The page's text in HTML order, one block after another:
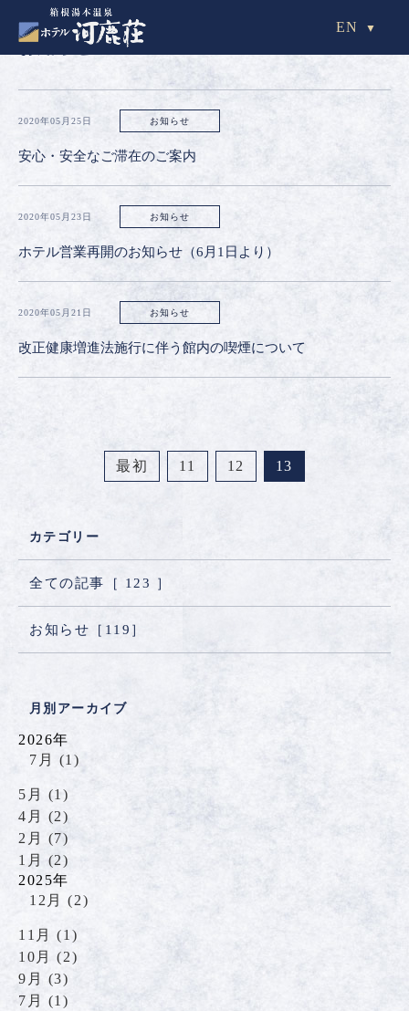
お知らせ
2020年05月25日 お知らせ
安心・安全なご滞在のご案内
2020年05月23日 お知らせ
ホテル営業再開のお知らせ（6月1日より）
2020年05月21日 お知らせ
改正健康増進法施行に伴う館内の喫煙について
最初 11 12 13
カテゴリー
全ての記事［ 123 ］
お知らせ［ 119 ］
月別アーカイブ
2026年
7月 (1)
5月 (1)
4月 (2)
2月 (7)
1月 (2)
2025年
12月 (2)
11月 (1)
10月 (2)
9月 (3)
7月 (1)
EN